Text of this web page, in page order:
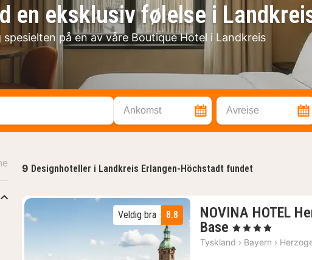
en eksklusiv følelse i
på en av våre Boutique Hotel i Landkreis
Ankomst Avreise
9 Designhoteller i Landkreis Erlangen-Höchstadt fundet
8.8
Veldig bra
NOVINA HOTEL
Base 1
natt
, 4 Stjerner
Tyskland › Bayern ›